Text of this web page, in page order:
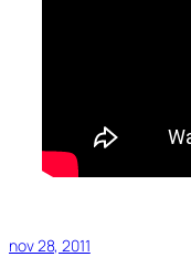
nov 28, 2011